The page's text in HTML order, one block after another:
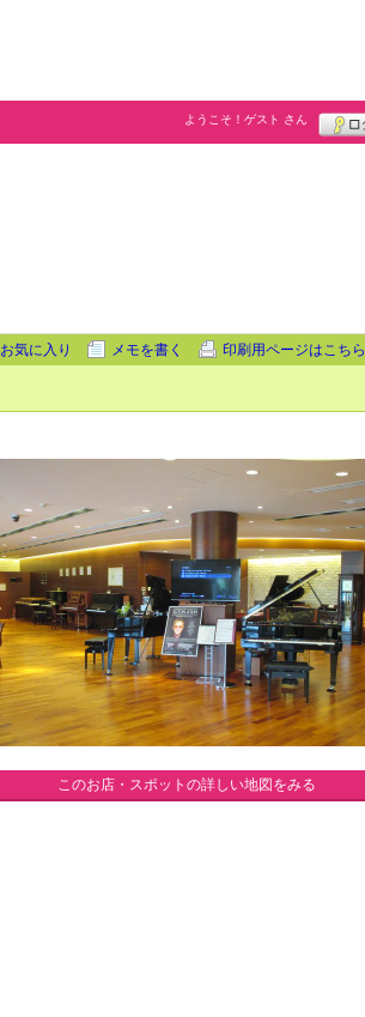
ようこそ！ ゲスト さん
お気に入り メモを書く 印刷用ページはこちら
このお店・スポットの詳しい地図をみる